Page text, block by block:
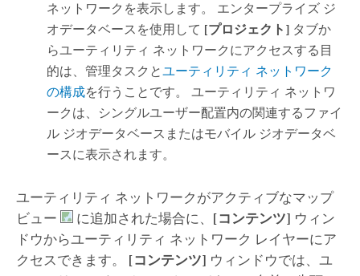
ネットワークを表示します。 エンタープライズ ジ
オデータベースを使用して [プロジェクト] タブか
らユーティリティ ネットワークにアクセスする目
的は、管理タスクとユーティリティ ネットワーク
の構成を行うことです。 ユーティリティ ネットワ
ークは、シングルユーザー配置内の関連するファイ
ル ジオデータベースまたはモバイル ジオデータベ
ースに表示されます。
ユーティリティ ネットワークがアクティブなマップ
ビュー
に追加された場合に、 [コンテンツ] ウィン
ドウからユーティリティ ネットワーク レイヤーにア
クセスできます。 [コンテンツ] ウィンドウでは、ユ